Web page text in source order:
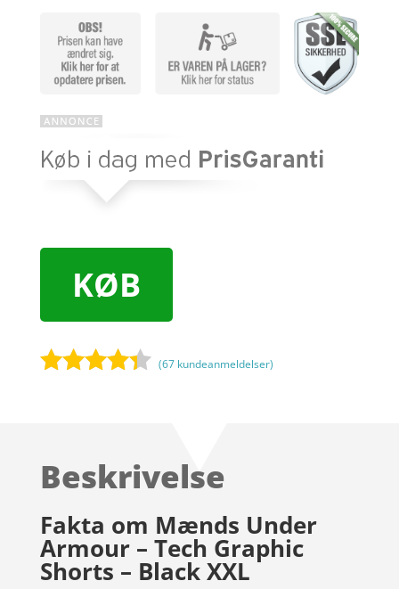
KØB
på
mmelser
(67 kundeanmeldelser)
Beskrivelse
Fakta om Mænds Under
Armour – Tech Graphic
Shorts – Black XXL